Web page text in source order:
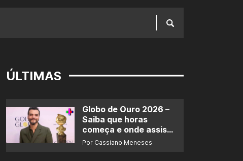
ÚLTIMAS
Globo de Ouro 2026 –
Saiba que horas
começa e onde assistir
ao prêmio
Por Cassiano Meneses